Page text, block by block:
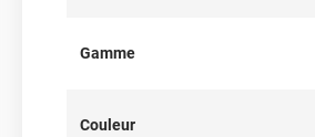
utiliser ce film covering pour un
N’hésitez pas à contacter notre
Gamme
Couleur